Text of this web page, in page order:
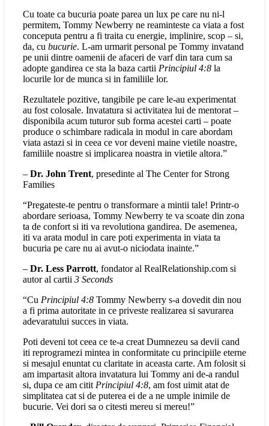
Cu toate ca bucuria poate parea un lux pe care nu ni-l
permitem, Tommy Newberry ne reaminteste ca viata a fost
conceputa pentru a fi traita cu energie, implinire, scop – si,
da, cu bucurie. L-am urmarit personal pe Tommy invatand
pe unii dintre oamenii de afaceri de varf din tara cum sa
adopte gandirea ce sta la baza cartii Principiul 4:8 la
locurile lor de munca si in familiile lor.
Rezultatele pozitive, tangibile pe care le-au experimentat
au fost colosale. Invatatura si activitatea lui de mentorat –
disponibila acum tuturor sub forma acestei carti – poate
produce o schimbare radicala in modul in care abordam
viata astazi si in ceea ce vor deveni maine vietile noastre,
familiile noastre si implicarea noastra in vietile altora.”
– Dr. John Trent, presedinte al The Center for Strong
Families
“Pregateste-te pentru o transformare a mintii tale! Printr-o
abordare serioasa, Tommy Newberry te va scoate din zona
ta de confort si iti va revolutiona gandirea. De asemenea,
iti va arata modul in care poti experimenta in viata ta
bucuria pe care nu ai avut-o niciodata inainte.”
– Dr. Less Parrott, fondator al RealRelationship.com si
autor al cartii 3 Seconds
“Cu Principiul 4:8 Tommy Newberry s-a dovedit din nou
a fi prima autoritate in ce priveste realizarea si savurarea
adevaratului succes in viata.
Poti deveni tot ceea ce te-a creat Dumnezeu sa devii cand
iti reprogramezi mintea in conformitate cu principiile eterne
si mesajul enuntat cu claritate in aceasta carte. Am folosit si
am impartasit altora invatatura lui Tommy ani de-a randul
si, dupa ce am citit Principiul 4:8, am fost uimit atat de
simplitatea cat si de puterea ei de a ne umple inimile de
bucurie. Vei dori sa o citesti mereu si mereu!”